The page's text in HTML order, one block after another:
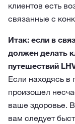
клиентов есть
связанные с
Итак: если в
должен делать
путешествий
Если находясь в
произошел
ваше здоровье.
вам следует